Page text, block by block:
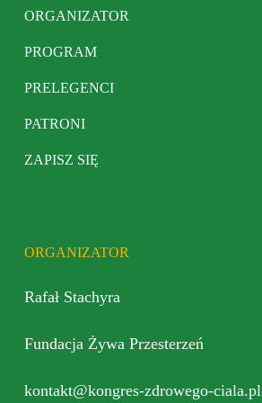
ORGANIZATOR
PROGRAM
PRELEGENCI
PATRONI
ZAPISZ SIĘ
ORGANIZATOR
Rafał Stachyra
Fundacja Żywa Przesterzeń
kontakt@kongres-zdrowego-ciala.pl